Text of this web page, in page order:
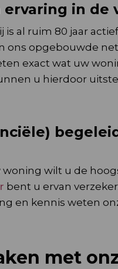
ervaring in
is al ruim 80 jaar
ons opgebouwde
exact wat uw
u hierdoor
woning wilt u de
bent u ervan
en kennis weten
met